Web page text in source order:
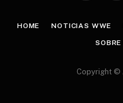
HOME NOTICIAS WWE
Copyright ©